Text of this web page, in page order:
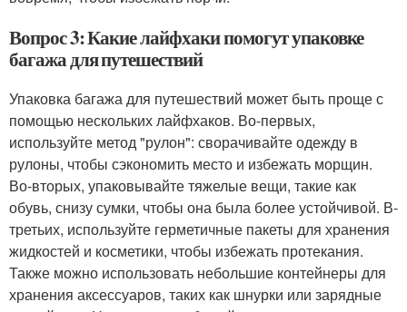
Вопрос 3: Какие лайфхаки помогут упаковке
багажа для путешествий
Упаковка багажа для путешествий может быть проще с
помощью нескольких лайфхаков. Во-первых,
используйте метод "рулон": сворачивайте одежду в
рулоны, чтобы сэкономить место и избежать морщин.
Во-вторых, упаковывайте тяжелые вещи, такие как
обувь, снизу сумки, чтобы она была более устойчивой. В-
третьих, используйте герметичные пакеты для хранения
жидкостей и косметики, чтобы избежать протекания.
Также можно использовать небольшие контейнеры для
хранения аксессуаров, таких как шнурки или зарядные